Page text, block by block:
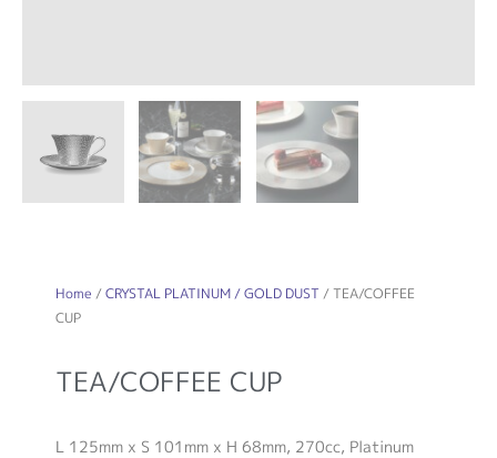
Home /CRYSTAL PLATINUM / GOLD DUST / TEA/COFFEE
CUP
TEA/COFFEE CUP
L 125mm x S 101mm x H 68mm, 270cc, Platinum